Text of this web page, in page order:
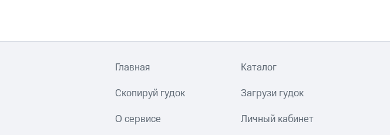
Главная Каталог
Скопируй гудок Загрузи гудок
О сервисе Личный кабинет